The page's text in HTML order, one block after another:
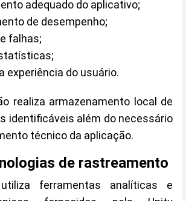
adequado do aplicativo;
de desempenho;
falhas;
experiência do usuário.
realiza armazenamento local de
identificáveis além do necessário
técnico da aplicação.
de rastreamento
ferramentas analíticas e